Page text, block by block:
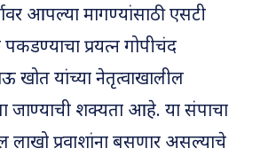
आपल्या मागण्यांसाठी एसटी
पकडण्याचा प्रयत्न गोपीचंद
खोत यांच्या नेतृत्वाखालील
शक्यता आहे. या संपाचा
लाखो प्रवाशांना बसणार असल्याचे